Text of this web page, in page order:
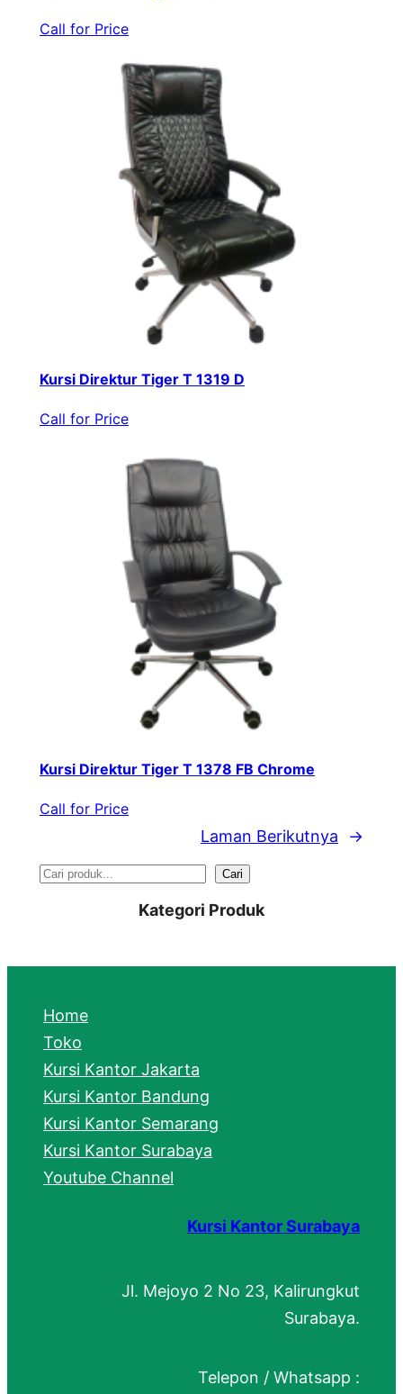
Call for Price
Kursi Direktur Tiger T 1319 D
Call for Price
Kursi Direktur Tiger T 1378 FB Chrome
Call for Price
Laman Berikutnya →
S
r
h
Cari
Kategori Produk
Home
Toko
Kursi Kantor Jakarta
Kursi Kantor Bandung
Kursi Kantor Semarang
Kursi Kantor Surabaya
Youtube Channel
Kursi Kantor Surabaya
Jl. Mejoyo 2 No 23, Kalirungkut
Surabaya.
Telepon / Whatsapp :